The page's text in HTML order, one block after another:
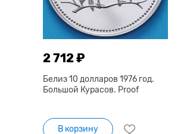
2 712 ₽
Белиз 10 долларов 1976 год.
Большой Курасов. Proof
В корзину